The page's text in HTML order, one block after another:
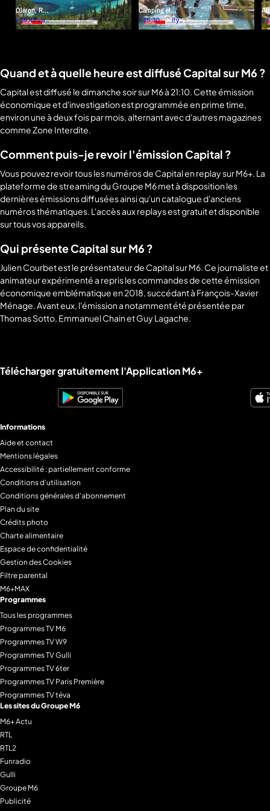
Oléron, Ré,
Belle-Île : le
match des
1:38:48Il y a 5
jours
Camping et
club : enquête
sur les
euros
1:35:30
Il y a
une
à
Quand et à quelle heure est diffusé Capital sur M6 ?
Capital est diffusé le dimanche soir sur M6 à 21:10. Cette émission
économique et d'investigation est programmée en prime time,
environ une à deux fois par mois, alternant avec d'autres magazines
comme Zone Interdite.
Comment puis-je revoir l'émission Capital ?
Vous pouvez revoir tous les numéros de Capital en replay sur M6+. La
plateforme de streaming du Groupe M6 met à disposition les
dernières émissions diffusées ainsi qu'un catalogue d'anciens
numéros thématiques. L'accès aux replays est gratuit et disponible
sur tous vos appareils.
Qui présente Capital sur M6 ?
Julien Courbet est le présentateur de Capital sur M6. Ce journaliste et
animateur expérimenté a repris les commandes de cette émission
économique emblématique en 2018, succédant à François-Xavier
Ménage. Avant eux, l'émission a notamment été présentée par
Thomas Sotto, Emmanuel Chain et Guy Lagache.
Liens utiles M6+.
Télécharger gratuitement l'Application M6+
Informations
Aide et contact
Mentions légales
Accessibilité : partiellement conforme
Conditions d'utilisation
Conditions générales d'abonnement
Plan du site
Crédits photo
Charte alimentaire
Espace de confidentialité
Gestion des Cookies
Filtre parental
M6+MAX
Programmes
Tous les programmes
Programmes TV M6
Programmes TV W9
Programmes TV Gulli
Programmes TV 6ter
Programmes TV Paris Première
Programmes TV téva
Les sites du Groupe M6
M6+ Actu
RTL
RTL2
Funradio
Gulli
Groupe M6
Publicité